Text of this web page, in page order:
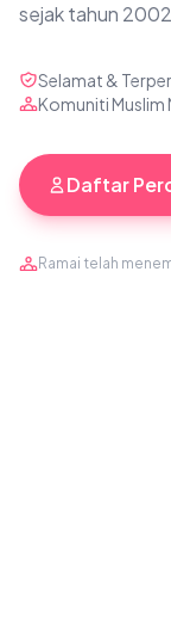
sejak tahun
Selamat &
Komuniti Muslim
Daftar
Ramai telah